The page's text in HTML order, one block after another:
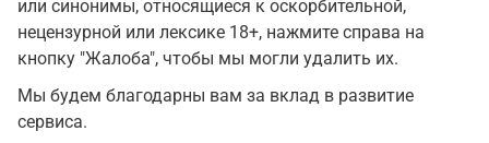
или синонимы, относящиеся к оскорбительной,
нецензурной или лексике 18+, нажмите справа на
кнопку "Жалоба", чтобы мы могли удалить их.
Мы будем благодарны вам за вклад в развитие
сервиса.